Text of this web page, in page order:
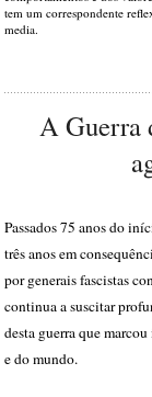
tem um correspondente
media.
A Guerra
Passados 75 anos do
três anos em
por generais fascistas
continua a suscitar
desta guerra que
e do mundo.